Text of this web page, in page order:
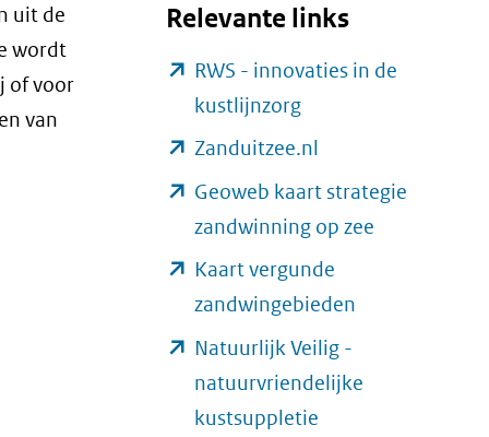
uit de
wordt
of voor
van
Relevante links
RWS - innovaties in de
kustlijnzorg(opent
in
(verwijst
naar
een
andere
website)
Zanduitzee.nl
in
nieuw
een
andere
Geoweb kaart strategie
zandwinning op zee
Kaart vergunde
zandwingebieden
nieuw
Natuurlijk Veilig -
natuurvriendelijke
kustsuppletie